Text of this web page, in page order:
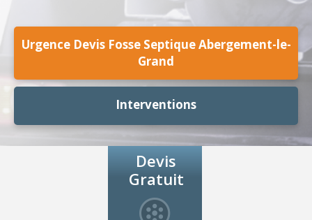
Urgence Devis Fosse Septique Abergement-le-
Grand
Interventions
Devis
Gratuit